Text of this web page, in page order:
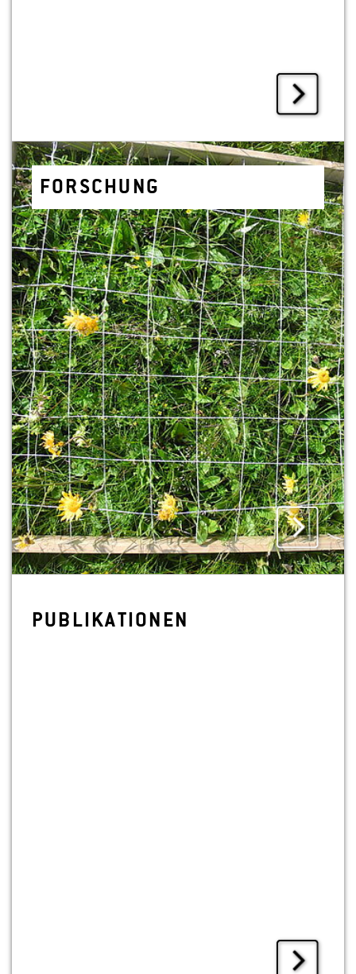
FOR­SCHUNG
PU­BLI­KA­TIO­NEN